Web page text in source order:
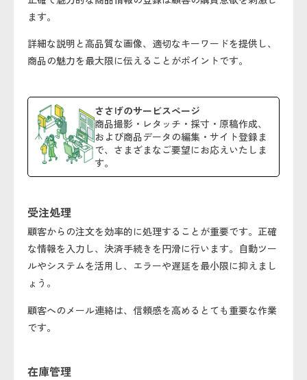
ます。
詳細な説明と高品質な画像、適切なキーワードを提供し、
商品の魅力を最大限に伝えることがポイントです。
ささげのサービスページ
商品撮影・レタッチ・採寸・原稿作成、
および商品データの編集・サイト登録ま
で、さまざまなご要望にお応えいたしま
す。
受注処理
顧客からの注文を効率的に処理することが重要です。正確
な情報を入力し、決済手続きを円滑に行います。自動ツー
ルやシステムを活用し、エラーや遅延を最小限に抑えまし
ょう。
顧客へのメール連絡は、信頼感を高めるとても重要な作業
です。
在庫管理